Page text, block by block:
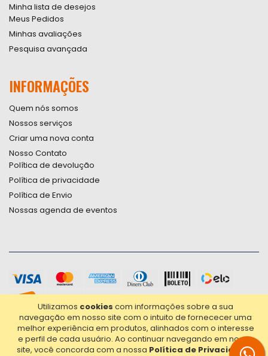
Utilizamos cookies com informações sobre a sua
navegação em nosso site com o intuito de fornececer uma
melhor experiência em produtos, alinhados com o interesse
e perfil de cada usuário. Ao continuar navegando em nosso
site, você concorda com a nossa Política de Privacidade.
Minha lista de desejos
Meus Pedidos
Minhas avaliações
Pesquisa avançada
INFORMAÇÕES
Quem nós somos
Nossos serviços
Criar uma nova conta
Nosso Contato
Política de devolução
Política de privacidade
Política de Envio
Nossas agenda de eventos